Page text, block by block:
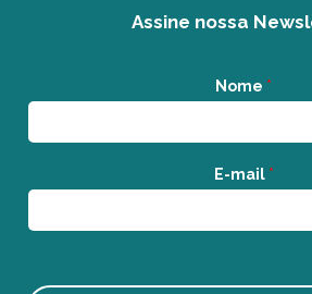
Assine nossa
Nome *
E-mail *